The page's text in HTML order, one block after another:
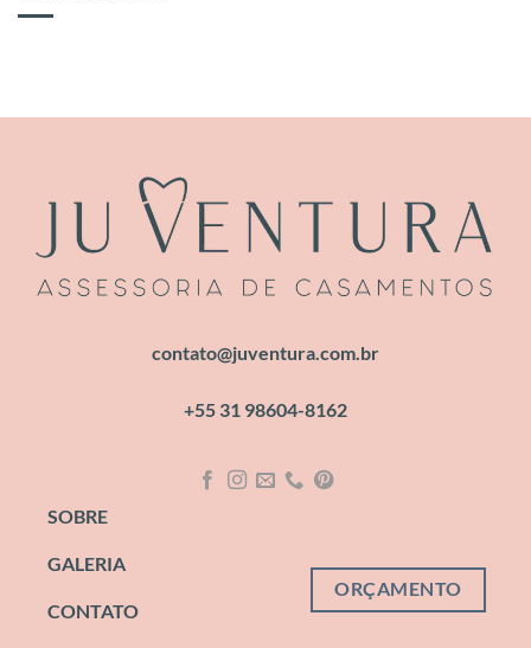
contato@juventura.com.br
+55 31 98604-8162
SOBRE
GALERIA
CONTATO
ORÇAMENTO